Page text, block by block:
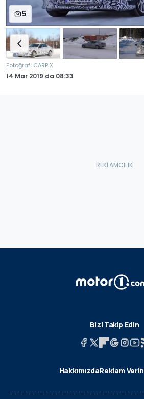
5
Fotoğraf: CARPIX
14 Mar 2019 da 08:33
Bizi Takip Edin
HakkımızdaReklam Verin